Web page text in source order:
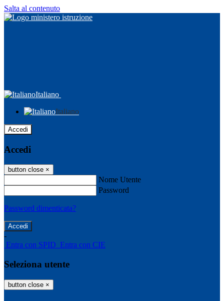
Salta al contenuto
Italiano
Italiano
Accedi
Accedi
button close ×
Nome Utente
Password
Password dimenticata?
-
Entra con SPID Entra con CIE
Seleziona utente
button close ×